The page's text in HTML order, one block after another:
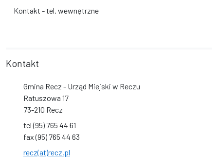
Kontakt - tel. wewnętrzne
Kontakt
Gmina Recz - Urząd Miejski w Reczu
Ratuszowa 17
73-210 Recz
tel (95) 765 44 61
fax (95) 765 44 63
recz(at)recz.pl